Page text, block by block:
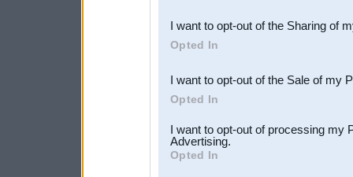
Downstream Participants
third parties.
I want to opt-out of the Sharing of
Opted In
I want to opt-out of the Sale of my
Opted In
I want to opt-out of processing my
Advertising.
Opted In